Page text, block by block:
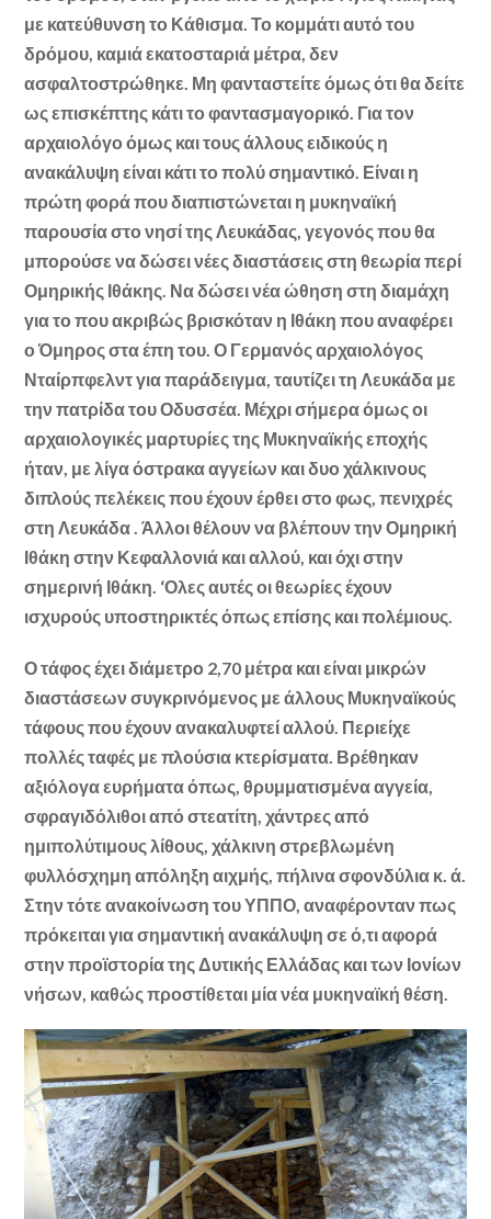
με κατεύθυνση το Κάθισμα. Το κομμάτι αυτό του
δρόμου, καμιά εκατοσταριά μέτρα, δεν
ασφαλτοστρώθηκε. Μη φανταστείτε όμως ότι θα δείτε
ως επισκέπτης κάτι το φαντασμαγορικό. Για τον
αρχαιολόγο όμως και τους άλλους ειδικούς η
ανακάλυψη είναι κάτι το πολύ σημαντικό. Είναι η
πρώτη φορά που διαπιστώνεται η μυκηναϊκή
παρουσία στο νησί της Λευκάδας, γεγονός που θα
μπορούσε να δώσει νέες διαστάσεις στη θεωρία περί
Ομηρικής Ιθάκης. Να δώσει νέα ώθηση στη διαμάχη
για το που ακριβώς βρισκόταν η Ιθάκη που αναφέρει
ο Όμηρος στα έπη του. Ο Γερμανός αρχαιολόγος
Νταίρπφελντ για παράδειγμα, ταυτίζει τη Λευκάδα με
την πατρίδα του Οδυσσέα. Μέχρι σήμερα όμως οι
αρχαιολογικές μαρτυρίες της Μυκηναϊκής εποχής
ήταν, με λίγα όστρακα αγγείων και δυο χάλκινους
διπλούς πελέκεις που έχουν έρθει στο φως, πενιχρές
στη Λευκάδα . Άλλοι θέλουν να βλέπουν την Ομηρική
Ιθάκη στην Κεφαλλονιά και αλλού, και όχι στην
σημερινή Ιθάκη. ‘Ολες αυτές οι θεωρίες έχουν
ισχυρούς υποστηρικτές όπως επίσης και πολέμιους.
Ο τάφος έχει διάμετρο 2,70 μέτρα και είναι μικρών
διαστάσεων συγκρινόμενος με άλλους Μυκηναϊκούς
τάφους που έχουν ανακαλυφτεί αλλού. Περιείχε
πολλές ταφές με πλούσια κτερίσματα. Βρέθηκαν
αξιόλογα ευρήματα όπως, θρυμματισμένα αγγεία,
σφραγιδόλιθοι από στεατίτη, χάντρες από
ημιπολύτιμους λίθους, χάλκινη στρεβλωμένη
φυλλόσχημη απόληξη αιχμής, πήλινα σφονδύλια κ. ά.
Στην τότε ανακοίνωση του ΥΠΠΟ, αναφέρονταν πως
πρόκειται για σημαντική ανακάλυψη σε ό,τι αφορά
στην προϊστορία της Δυτικής Ελλάδας και των Ιονίων
νήσων, καθώς προστίθεται μία νέα μυκηναϊκή θέση.